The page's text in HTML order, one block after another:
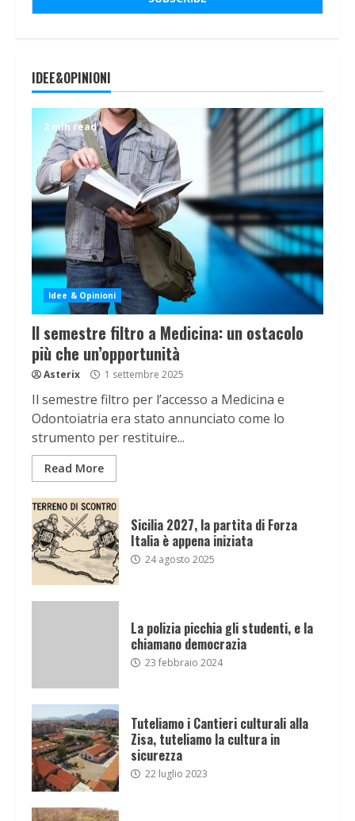
IDEE&OPINIONI
2 min read
Idee & Opinioni
Il semestre filtro a Medicina: un ostacolo
più che un’opportunità
Asterix 1 settembre 2025
Il semestre filtro per l’accesso a Medicina e
Odontoiatria era stato annunciato come lo
strumento per restituire...
Read More
Sicilia 2027, la partita di Forza
Italia è appena iniziata
24 agosto 2025
La polizia picchia gli studenti, e la
chiamano democrazia
23 febbraio 2024
Tuteliamo i Cantieri culturali alla
Zisa, tuteliamo la cultura in
sicurezza
22 luglio 2023